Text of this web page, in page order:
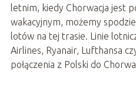
letnim, kiedy Chorwacja jest
wakacyjnym, możemy
lotów na tej trasie. Linie
Airlines, Ryanair, Lufthansa
połączenia z Polski do